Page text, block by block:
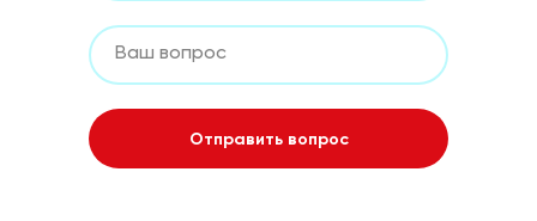
Отправить вопрос